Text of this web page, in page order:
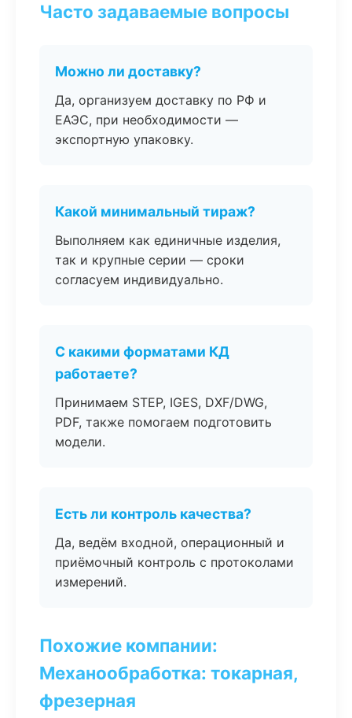
Часто задаваемые вопросы
Можно ли доставку?
Да, организуем доставку по РФ и
ЕАЭС, при необходимости —
экспортную упаковку.
Какой минимальный тираж?
Выполняем как единичные изделия,
так и крупные серии — сроки
согласуем индивидуально.
С какими форматами КД
работаете?
Принимаем STEP, IGES, DXF/DWG,
PDF, также помогаем подготовить
модели.
Есть ли контроль качества?
Да, ведём входной, операционный и
приёмочный контроль с протоколами
измерений.
Похожие компании:
Механообработка: токарная,
фрезерная